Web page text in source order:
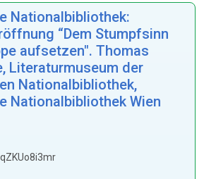
Nationalbibliothek:
“Dem Stumpfsinn
aufsetzen". Thomas
Literaturmuseum der
Nationalbibliothek,
Nationalbibliothek Wien